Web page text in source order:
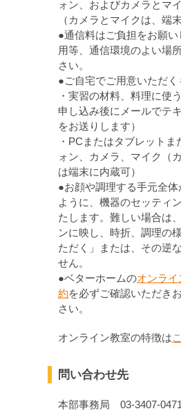
ォン、およびカメラとマ
（カメラとマイクは、端
●通信料はご負担をお願い
用等、通信環境のよい場
さい。
●ご自宅でご用意いただく
・実習の材料、料理に使
申し込み後にメールでテ
をお送りします）
・PCまたはタブレットま
ォン、カメラ、マイク（
は端末に内蔵可）
●お顔や調理する手元全体
ように、機器のセッティ
たします。難しい場合は
ンに映し、時折、調理の
ただく」または、その逆
せん。
●ベターホームのオンライ
約を必ずご確認いただき
さい。
オンライン教室の特徴は
問い合わせ先
本部事務局 03-3407-0471